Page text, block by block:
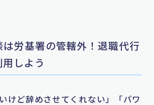
労基署の管轄外！退職代行
しよう
けど辞めさせてくれない」「パワ